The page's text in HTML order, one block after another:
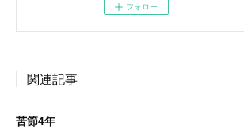
フォロー
関連記事
苦節4年